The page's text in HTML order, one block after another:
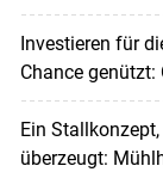
Investieren für
Chance genützt:
Ein
überzeugt: